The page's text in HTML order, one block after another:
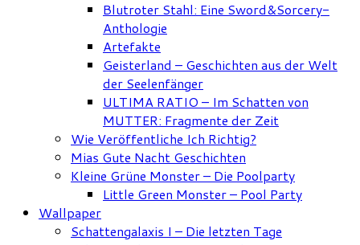
Blutroter Stahl: Eine Sword&Sorcery-
Anthologie
Artefakte
Geisterland – Geschichten aus der Welt
der Seelenfänger
ULTIMA RATIO – Im Schatten von
MUTTER: Fragmente der Zeit
Wie Veröffentliche Ich Richtig?
Mias Gute Nacht Geschichten
Kleine Grüne Monster – Die Poolparty
Little Green Monster – Pool Party
Wallpaper
Schattengalaxis I – Die letzten Tage